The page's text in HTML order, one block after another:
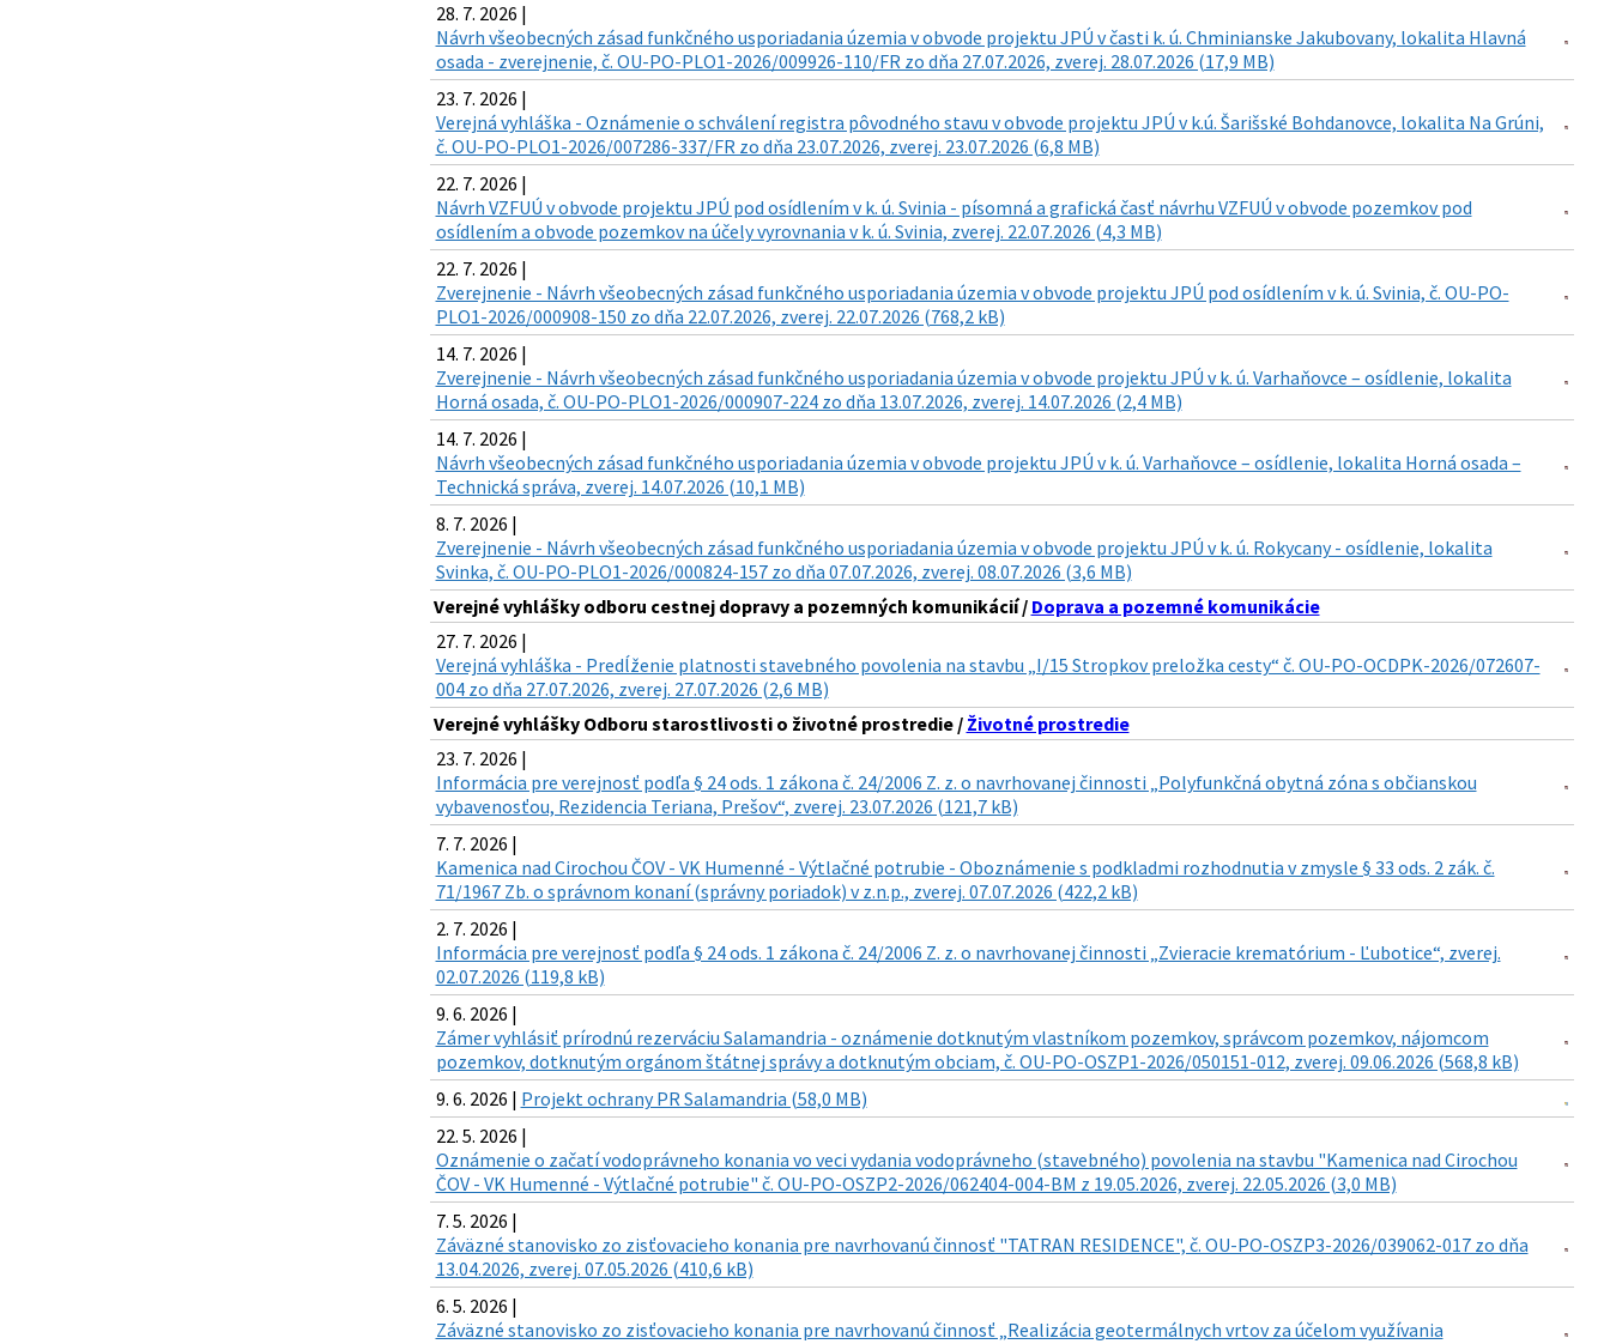
28. 7. 2026 |
Návrh všeobecných zásad funkčného usporiadania územia v obvode projektu JPÚ v časti k. ú. Chminianske Jakubovany, lokalita Hlavná
osada - zverejnenie, č. OU-PO-PLO1-2026/009926-110/FR zo dňa 27.07.2026, zverej. 28.07.2026 (17,9 MB)
23. 7. 2026 |
Verejná vyhláška - Oznámenie o schválení registra pôvodného stavu v obvode projektu JPÚ v k.ú. Šarišské Bohdanovce, lokalita Na Grúni,
č. OU-PO-PLO1-2026/007286-337/FR zo dňa 23.07.2026, zverej. 23.07.2026 (6,8 MB)
22. 7. 2026 |
Návrh VZFUÚ v obvode projektu JPÚ pod osídlením v k. ú. Svinia - písomná a grafická časť návrhu VZFUÚ v obvode pozemkov pod
osídlením a obvode pozemkov na účely vyrovnania v k. ú. Svinia, zverej. 22.07.2026 (4,3 MB)
22. 7. 2026 |
Zverejnenie - Návrh všeobecných zásad funkčného usporiadania územia v obvode projektu JPÚ pod osídlením v k. ú. Svinia, č. OU-PO-
PLO1-2026/000908-150 zo dňa 22.07.2026, zverej. 22.07.2026 (768,2 kB)
14. 7. 2026 |
Zverejnenie - Návrh všeobecných zásad funkčného usporiadania územia v obvode projektu JPÚ v k. ú. Varhaňovce – osídlenie, lokalita
Horná osada, č. OU-PO-PLO1-2026/000907-224 zo dňa 13.07.2026, zverej. 14.07.2026 (2,4 MB)
14. 7. 2026 |
Návrh všeobecných zásad funkčného usporiadania územia v obvode projektu JPÚ v k. ú. Varhaňovce – osídlenie, lokalita Horná osada –
Technická správa, zverej. 14.07.2026 (10,1 MB)
8. 7. 2026 |
Zverejnenie - Návrh všeobecných zásad funkčného usporiadania územia v obvode projektu JPÚ v k. ú. Rokycany - osídlenie, lokalita
Svinka, č. OU-PO-PLO1-2026/000824-157 zo dňa 07.07.2026, zverej. 08.07.2026 (3,6 MB)
Verejné vyhlášky odboru cestnej dopravy a pozemných komunikácií / Doprava a pozemné komunikácie
27. 7. 2026 |
Verejná vyhláška - Predĺženie platnosti stavebného povolenia na stavbu „I/15 Stropkov preložka cesty“ č. OU-PO-OCDPK-2026/072607-
004 zo dňa 27.07.2026, zverej. 27.07.2026 (2,6 MB)
Verejné vyhlášky Odboru starostlivosti o životné prostredie / Životné prostredie
23. 7. 2026 |
Informácia pre verejnosť podľa § 24 ods. 1 zákona č. 24/2006 Z. z. o navrhovanej činnosti „Polyfunkčná obytná zóna s občianskou
vybavenosťou, Rezidencia Teriana, Prešov“, zverej. 23.07.2026 (121,7 kB)
7. 7. 2026 |
Kamenica nad Cirochou ČOV - VK Humenné - Výtlačné potrubie - Oboznámenie s podkladmi rozhodnutia v zmysle § 33 ods. 2 zák. č.
71/1967 Zb. o správnom konaní (správny poriadok) v z.n.p., zverej. 07.07.2026 (422,2 kB)
2. 7. 2026 |
Informácia pre verejnosť podľa § 24 ods. 1 zákona č. 24/2006 Z. z. o navrhovanej činnosti „Zvieracie krematórium - Ľubotice“, zverej.
02.07.2026 (119,8 kB)
9. 6. 2026 |
Zámer vyhlásiť prírodnú rezerváciu Salamandria - oznámenie dotknutým vlastníkom pozemkov, správcom pozemkov, nájomcom
pozemkov, dotknutým orgánom štátnej správy a dotknutým obciam, č. OU-PO-OSZP1-2026/050151-012, zverej. 09.06.2026 (568,8 kB)
9. 6. 2026 | Projekt ochrany PR Salamandria (58,0 MB)
22. 5. 2026 |
Oznámenie o začatí vodoprávneho konania vo veci vydania vodoprávneho (stavebného) povolenia na stavbu "Kamenica nad Cirochou
ČOV - VK Humenné - Výtlačné potrubie" č. OU-PO-OSZP2-2026/062404-004-BM z 19.05.2026, zverej. 22.05.2026 (3,0 MB)
7. 5. 2026 |
Záväzné stanovisko zo zisťovacieho konania pre navrhovanú činnosť "TATRAN RESIDENCE", č. OU-PO-OSZP3-2026/039062-017 zo dňa
13.04.2026, zverej. 07.05.2026 (410,6 kB)
6. 5. 2026 |
Záväzné stanovisko zo zisťovacieho konania pre navrhovanú činnosť „Realizácia geotermálnych vrtov za účelom využívania